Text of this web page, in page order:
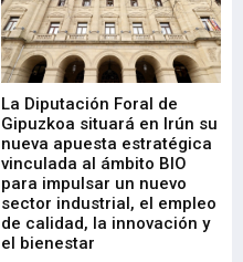
La Diputación Foral de
Gipuzkoa situará en Irún su
nueva apuesta estratégica
vinculada al ámbito BIO
para impulsar un nuevo
sector industrial, el empleo
de calidad, la innovación y
el bienestar